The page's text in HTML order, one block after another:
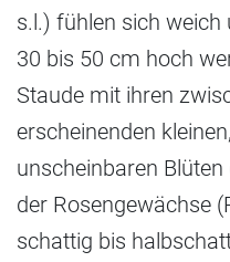
s.l.) fühlen sich
30 bis 50 cm hoch
Staude mit ihren
erscheinenden
unscheinbaren
der Rosengewächse
schattig bis